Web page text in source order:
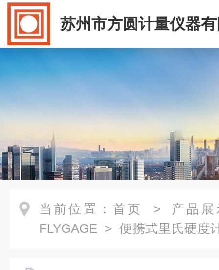
苏州市方圆计量仪器
当前位置： 首页 > 产品展
FLYGAGE > 便携式里氏硬度